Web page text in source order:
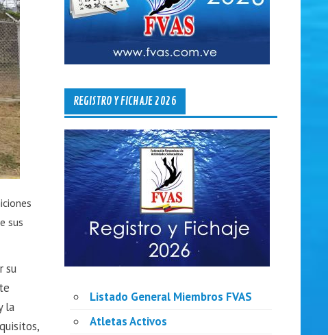
sus
su
la
REGISTRO Y FICHAJE 2026
Listado General Miembros FVAS
Atletas Activos